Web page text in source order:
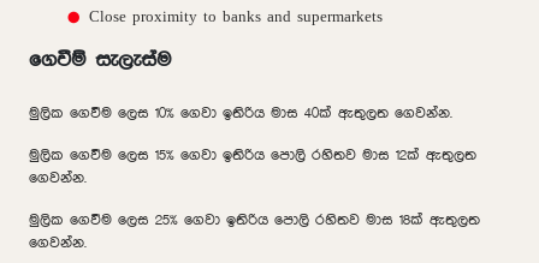
Close proximity to banks and supermarkets
ගෙවීම් සැලැස්ම
මුලික ගෙවීම ලෙස 10% ගෙවා ඉතිරිය මාස 40ක් ඇතුලත ගෙවන්න.
මුලික ගෙවීම ලෙස 15% ගෙවා ඉතිරිය පොලි රහිතව මාස 12ක් ඇතුලත
ගෙවන්න.
මුලික ගෙවීම ලෙස 25% ගෙවා ඉතිරිය පොලි රහිතව මාස 18ක් ඇතුලත
ගෙවන්න.